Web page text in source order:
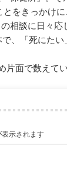
をきっかけ
相談に日々
、「死にた
片面で数えてい
示されます